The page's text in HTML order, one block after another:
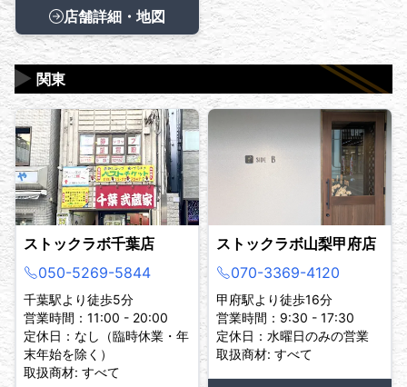
店舗詳細・地図
関東
▶
ストックラボ千葉店
050-5269-5844
千葉駅より徒歩5分
営業時間：11:00 - 20:00
定休日：なし（臨時休業・年
末年始を除く）
取扱商材: すべて
ストックラボ山梨甲府店
070-3369-4120
甲府駅より徒歩16分
営業時間：9:30 - 17:30
定休日：水曜日のみの営業
取扱商材: すべて